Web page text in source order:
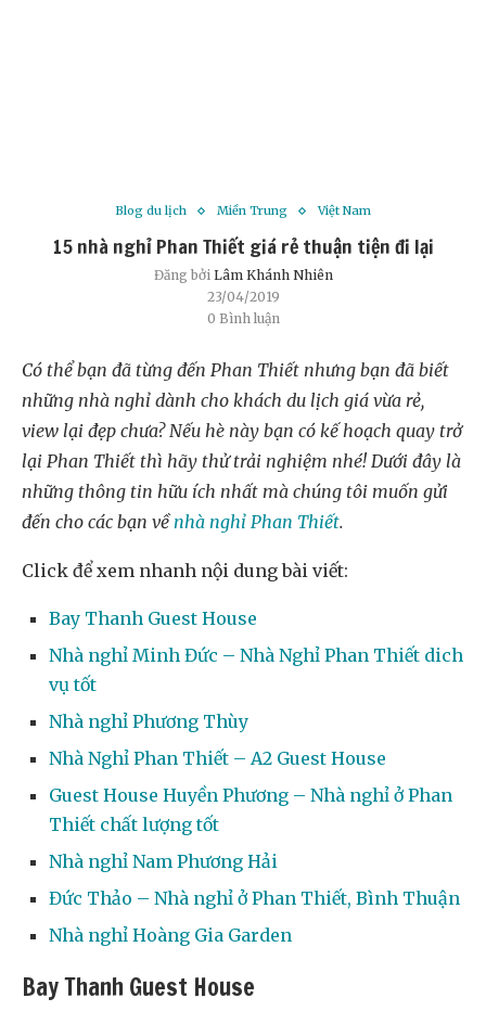
Blog du lịch Miền Trung Việt Nam
15 nhà nghỉ Phan Thiết giá rẻ thuận tiện đi lại
Đăng bởi Lâm Khánh Nhiên
23/04/2019
0 Bình luận
Có thể bạn đã từng đến Phan Thiết nhưng bạn đã biết
những nhà nghỉ dành cho khách du lịch giá vừa rẻ,
view lại đẹp chưa? Nếu hè này bạn có kế hoạch quay trở
lại Phan Thiết thì hãy thử trải nghiệm nhé! Dưới đây là
những thông tin hữu ích nhất mà chúng tôi muốn gửi
đến cho các bạn về nhà nghỉ Phan Thiết.
Click để xem nhanh nội dung bài viết:
Bay Thanh Guest House
Nhà nghỉ Minh Đức – Nhà Nghỉ Phan Thiết dich
vụ tốt
Nhà nghỉ Phương Thùy
Nhà Nghỉ Phan Thiết – A2 Guest House
Guest House Huyền Phương – Nhà nghỉ ở Phan
Thiết chất lượng tốt
Nhà nghỉ Nam Phương Hải
Đức Thảo – Nhà nghỉ ở Phan Thiết, Bình Thuận
Nhà nghỉ Hoàng Gia Garden
Bay Thanh Guest House